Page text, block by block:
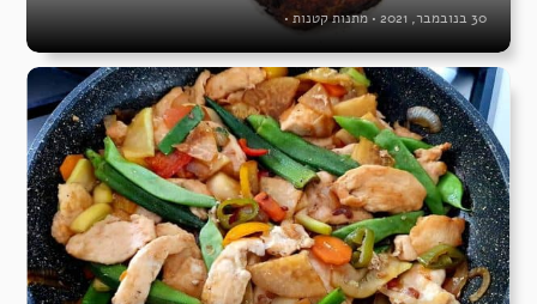
30 בנובמבר, 2021 • מתנות קטנות •